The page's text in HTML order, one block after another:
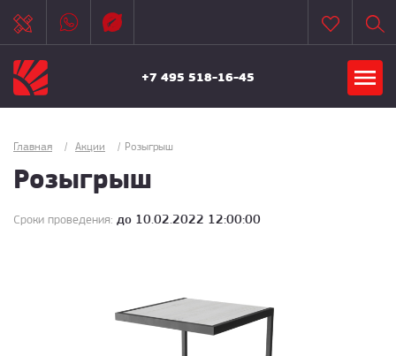
+7 495 518-16-45
Главная / Акции / Розыгрыш
Розыгрыш
Сроки проведения: до 10.02.2022 12:00:00